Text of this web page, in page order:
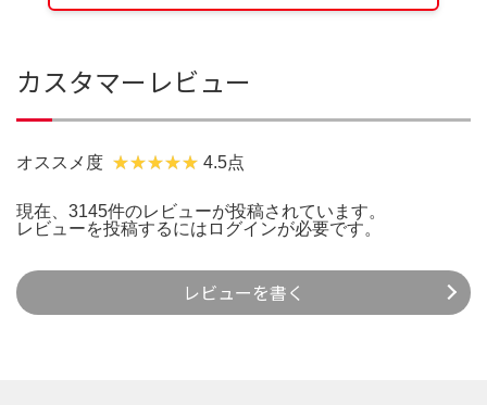
カスタマーレビュー
オススメ度 4.5点
現在、3145件のレビューが投稿されています。
レビューを投稿するには ログインが必要です。
レビューを書く